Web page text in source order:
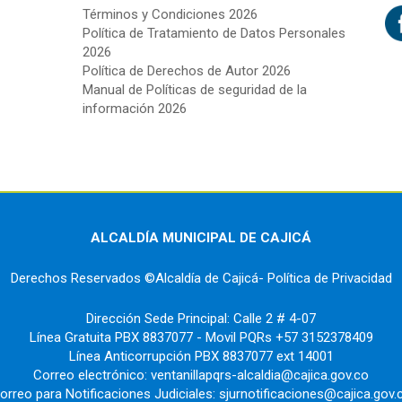
Términos y Condiciones 2026
Política de Tratamiento de Datos Personales
2026
Política de Derechos de Autor 2026
Manual de Políticas de seguridad de la
información 2026
ALCALDÍA MUNICIPAL DE CAJICÁ
Derechos Reservados ©Alcaldía de Cajicá- Política de Privacidad
Dirección Sede Principal: Calle 2 # 4-07
Línea Gratuita PBX 8837077 - Movil PQRs +57 3152378409
Línea Anticorrupción PBX 8837077 ext 14001
Correo electrónico: ventanillapqrs-alcaldia@cajica.gov.co
para Notificaciones Judiciales: